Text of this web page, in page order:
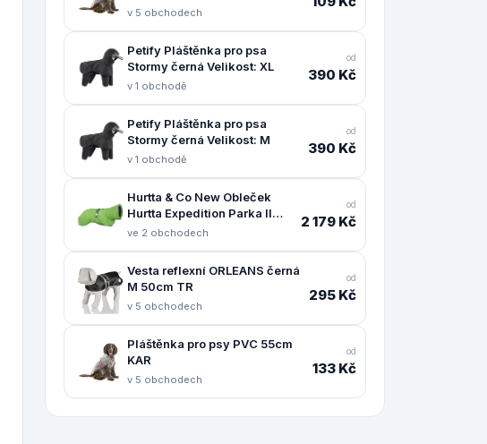
v 5 obchodech
Petify Pláštěnka pro psa
Stormy černá Velikost: XL
v 1 obchodě
od
390 Kč
Petify Pláštěnka pro psa
Stormy černá Velikost: M
v 1 obchodě
od
390 Kč
Hurtta & Co New Obleček
Hurtta Expedition Parka II
petrželový 55
ve 2 obchodech
od
2 179 Kč
Vesta reflexní ORLEANS černá
M 50cm TR
v 5 obchodech
od
295 Kč
Pláštěnka pro psy PVC 55cm
KAR
v 5 obchodech
od
133 Kč